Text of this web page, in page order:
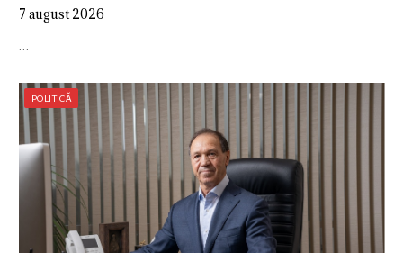
7 august 2026
…
POLITICĂ